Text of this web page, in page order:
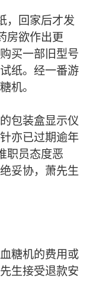
，回家后才发
房欲作出更
买一部旧型号
纸。经一番游
机。
包装盒显示仪
亦已过期逾年
职员态度恶
妥协，萧先生
糖机的费用或
生接受退款安